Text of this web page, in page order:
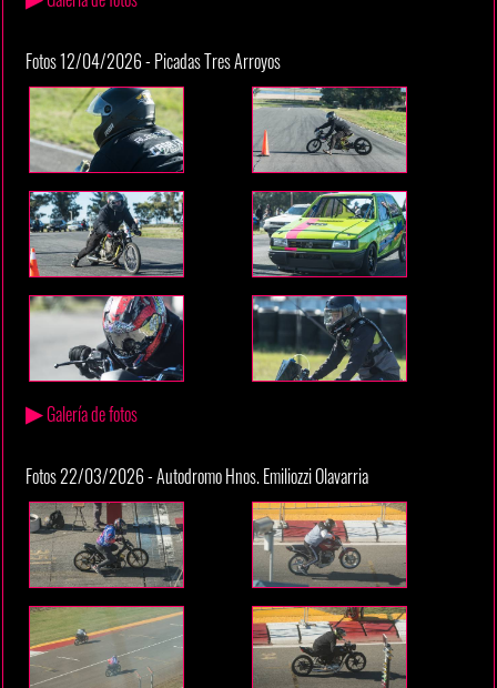
Fotos 12/04/2026 - Picadas Tres Arroyos
▶Galería de fotos
Fotos 22/03/2026 - Autodromo Hnos. Emiliozzi Olavarria